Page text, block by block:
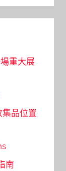
重大展
品位置
南